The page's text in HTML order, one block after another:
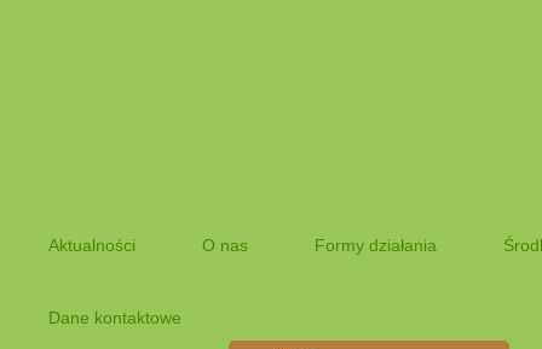
Aktualności O nas Formy działania
Dane kontaktowe